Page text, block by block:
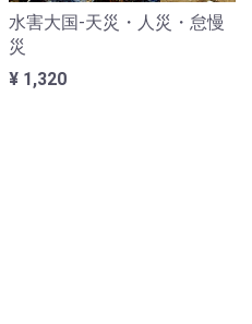
水害大国-天災・人災・怠慢
災
¥ 1,320